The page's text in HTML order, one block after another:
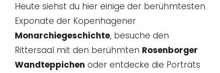
Heute siehst du hier einige der berühmtesten
Exponate der Kopenhagener
Monarchiegeschichte, besuche den
Rittersaal mit den berühmten Rosenborger
Wandteppichen oder entdecke die Porträts